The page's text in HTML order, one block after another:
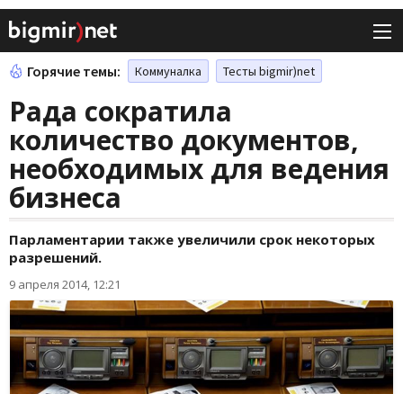
Горячие темы: Коммуналка Тесты bigmir)net
Рада сократила
количество документов,
необходимых для ведения
бизнеса
Парламентарии также увеличили срок некоторых
разрешений.
9 апреля 2014, 12:21